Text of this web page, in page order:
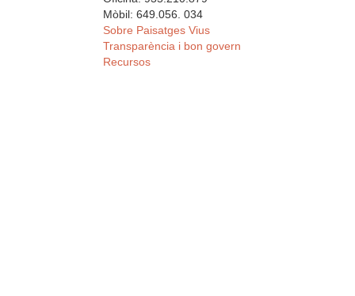
Mòbil: 649.056. 034
Sobre Paisatges Vius
Transparència i bon govern
Recursos